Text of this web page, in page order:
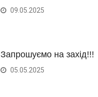
09.05.2025
Запрошуємо на захід!!!
05.05.2025